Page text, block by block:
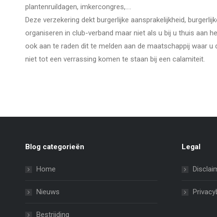
plantenruildagen, imkercongres,….
Deze verzekering dekt burgerlijke aansprakelijkheid,
organiseren in club-verband maar niet als u bij u thuis aan
ook aan te raden dit te melden aan de maatschappij waar
niet tot een verrassing komen te staan bij een calamiteit.
Blog categorieën
Home
Nieuws
Bestrijding
Legal